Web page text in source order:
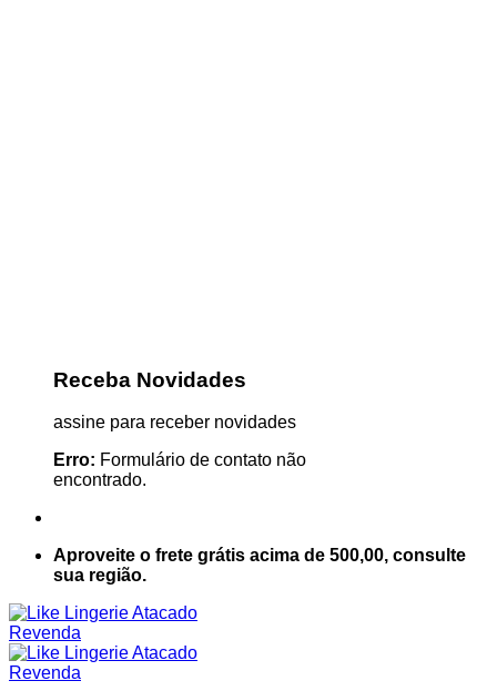
Receba Novidades
assine para receber novidades
Erro: Formulário de contato não
encontrado.
Aproveite o frete grátis acima de 500,00, consulte
sua região.